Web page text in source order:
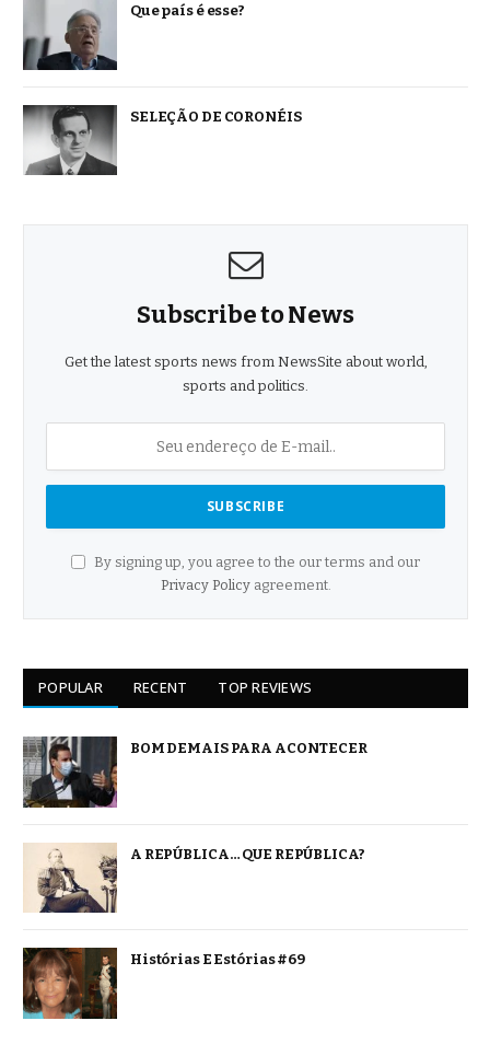
Que país é esse?
SELEÇÃO DE CORONÉIS
Subscribe to News
Get the latest sports news from NewsSite about world,
sports and politics.
By signing up, you agree to the our terms and our
Privacy Policyagreement.
POPULAR RECENT TOP REVIEWS
BOM DEMAIS PARA ACONTECER
A REPÚBLICA… QUE REPÚBLICA?
Histórias E Estórias #69